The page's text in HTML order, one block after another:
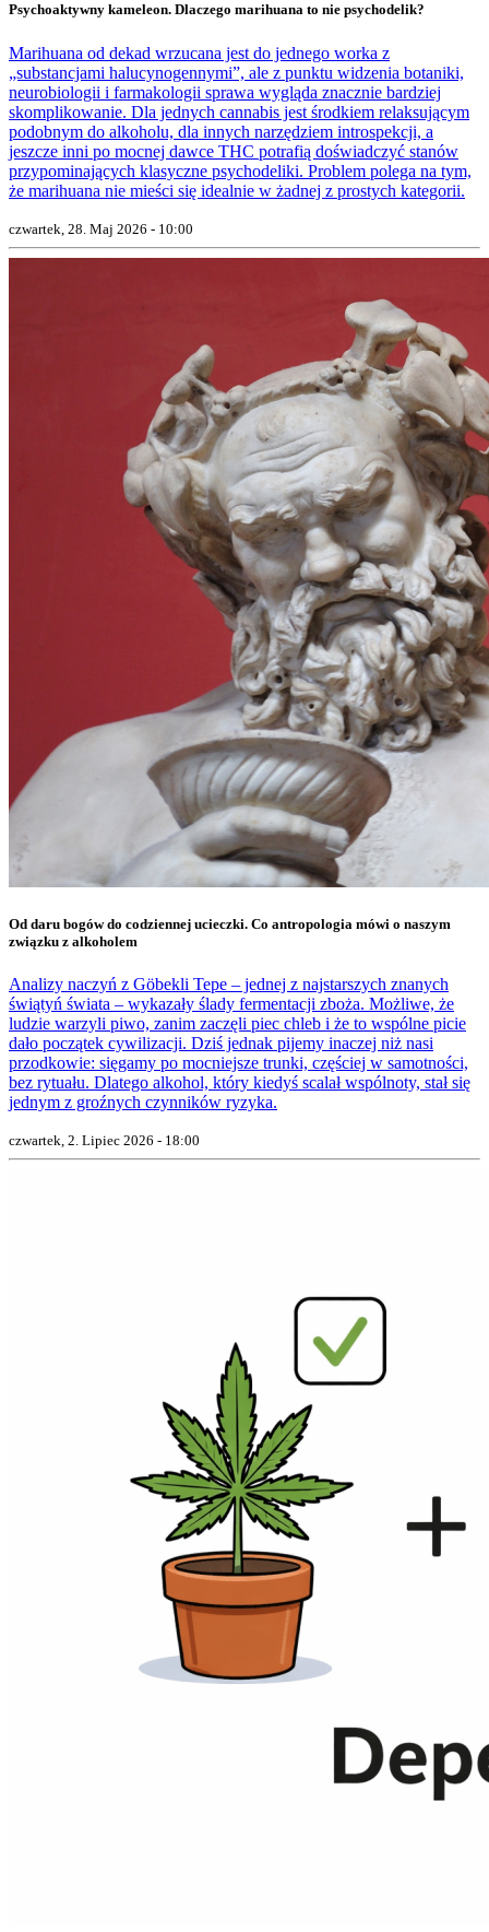
Psychoaktywny kameleon. Dlaczego marihuana to nie psychodelik?
Marihuana od dekad wrzucana jest do jednego worka z
„substancjami halucynogennymi”, ale z punktu widzenia botaniki,
neurobiologii i farmakologii sprawa wygląda znacznie bardziej
skomplikowanie. Dla jednych cannabis jest środkiem relaksującym
podobnym do alkoholu, dla innych narzędziem introspekcji, a
jeszcze inni po mocnej dawce THC potrafią doświadczyć stanów
przypominających klasyczne psychodeliki. Problem polega na tym,
że marihuana nie mieści się idealnie w żadnej z prostych kategorii.
czwartek, 28. Maj 2026 - 10:00
Od daru bogów do codziennej ucieczki. Co antropologia mówi o naszym
związku z alkoholem
Analizy naczyń z Göbekli Tepe – jednej z najstarszych znanych
świątyń świata – wykazały ślady fermentacji zboża. Możliwe, że
ludzie warzyli piwo, zanim zaczęli piec chleb i że to wspólne picie
dało początek cywilizacji. Dziś jednak pijemy inaczej niż nasi
przodkowie: sięgamy po mocniejsze trunki, częściej w samotności,
bez rytuału. Dlatego alkohol, który kiedyś scalał wspólnoty, stał się
jednym z groźnych czynników ryzyka.
czwartek, 2. Lipiec 2026 - 18:00